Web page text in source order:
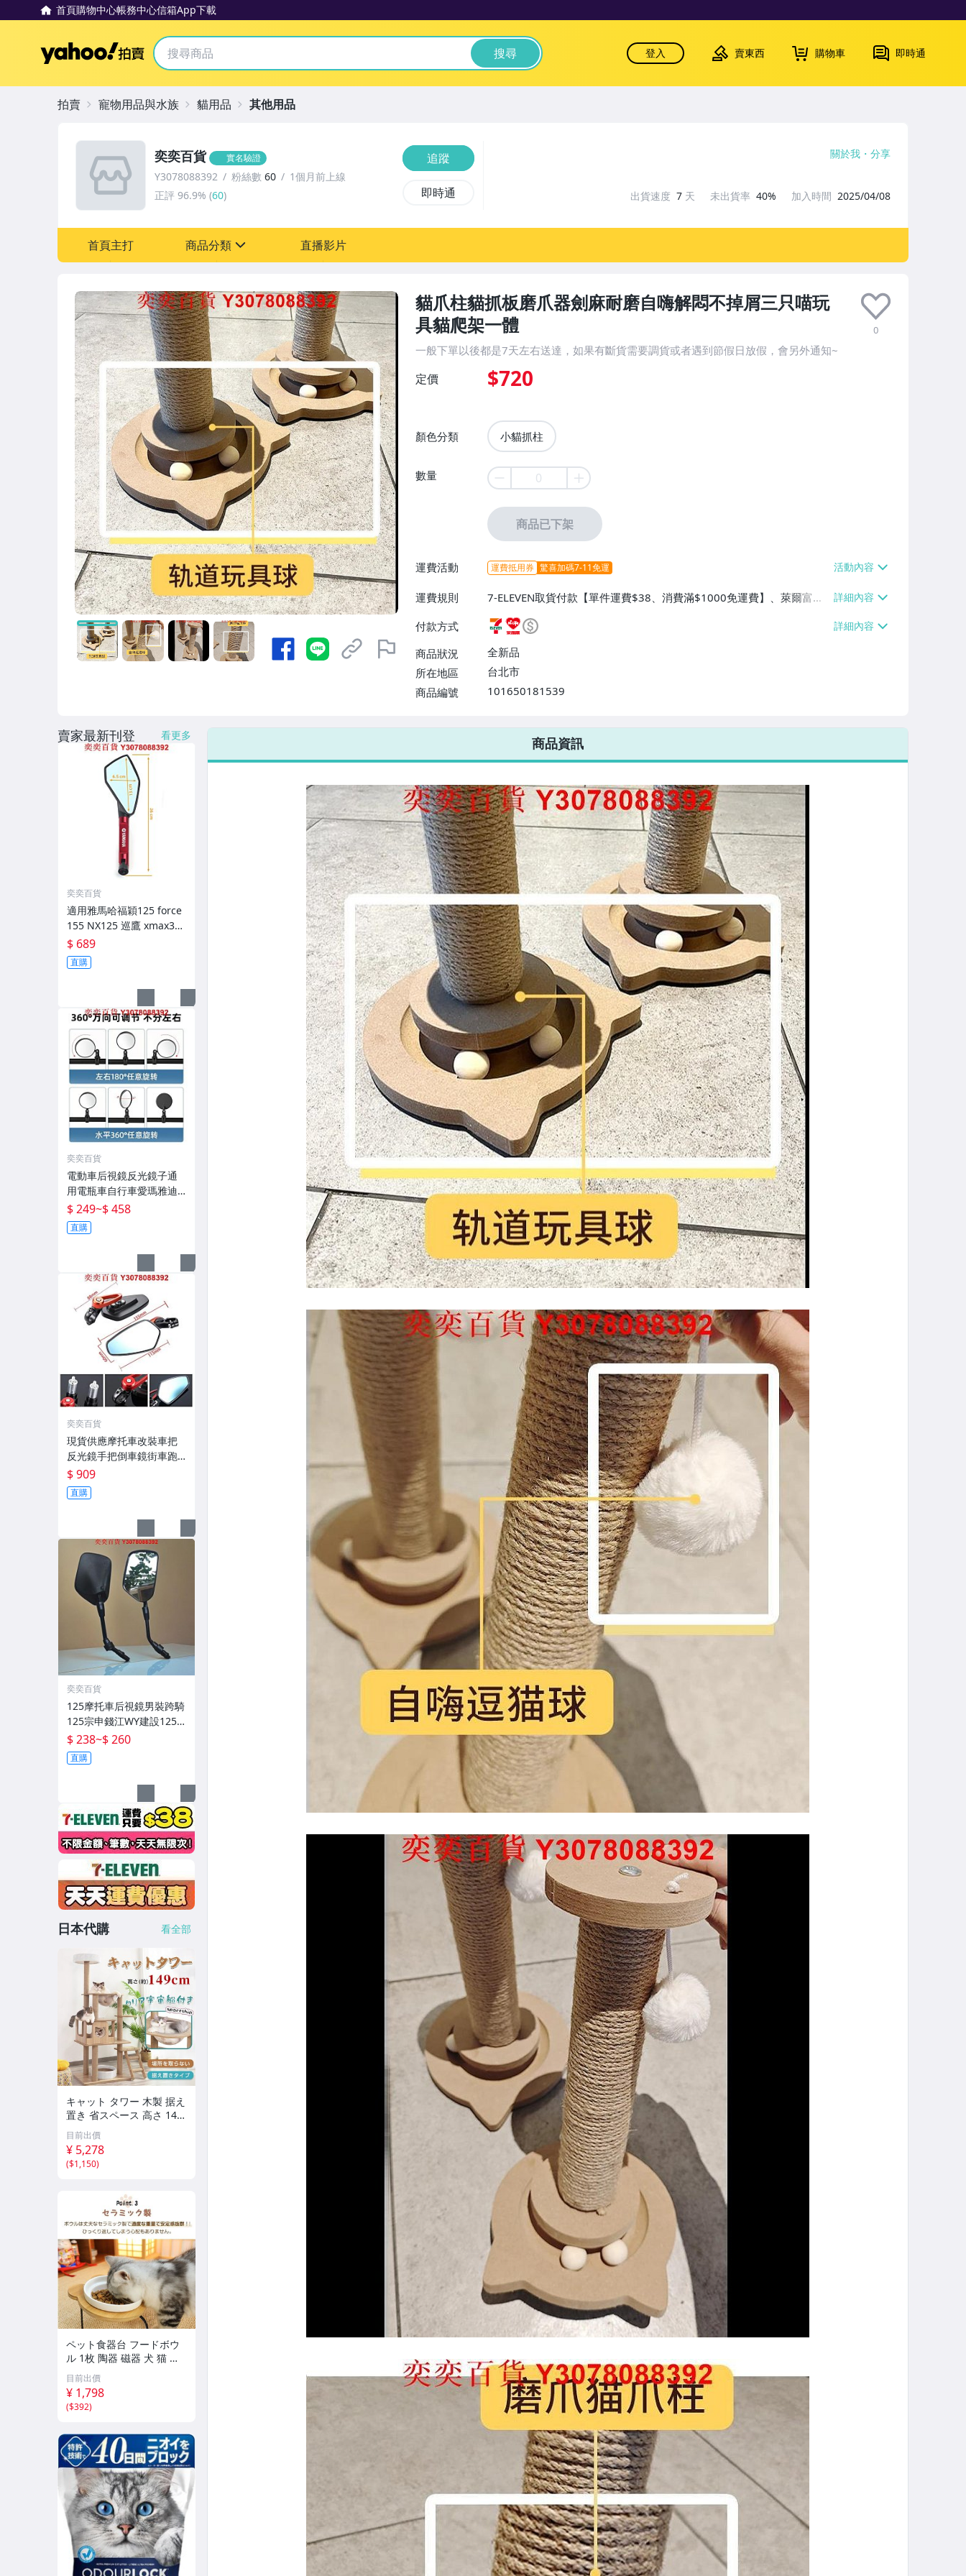
首頁購物中心帳務中心信箱App下載
Yahoo拍賣 搜尋 登入 賣東西 購物車 即時通
貓爪柱貓抓板磨爪器劍麻耐磨自嗨解悶不掉屑三只喵玩
具貓爬架一體
0
一般下單以後都是7天左右送達，如果有斷貨需要調貨或者遇到節假日放假，會另外通知~
定價 $720
顏色分類 小貓抓柱
數量
商品已下架
運費活動 運費抵用券 驚喜加碼7-11免運
運費規則
7-ELEVEN取貨付款【單件運費$38、消費滿$1000免運費】、萊爾富取
貨付款【單件運費$60、消費滿$1000免運費】、宅配/貨運【單件運費
$80、消費滿$1000免運費】
付款方式
商品狀況
全新品
所在地區
台北市
商品編號
101650181539
7-ELEVEN 運費只要38元
不限金額、筆數，筆筆優惠無限次！
奕奕百貨 實名驗證
Y3078088392 粉絲數 60
1個月前上線
正評 96.9% (60)
追蹤
即時通
關於我 分享
出貨速度 7 天 未出貨率 40% 加入時間 2025/04/08
首頁主打 商品分類
汽機車精品百貨
居家、家具與園藝
直播影片
拍賣 寵物用品與水族 貓用品 其他用品
商品資訊
賣家最新刊登 看更多
奕奕百貨
適用雅馬哈福穎125 force
155 NX125 巡鷹 xmax300
CNC反光鏡倒車鏡
$ 689
直購
奕奕百貨
電動車后視鏡反光鏡子通
用電瓶車自行車愛瑪雅迪
適用倒車踏板后鏡
$ 249~$ 458
直購
奕奕百貨
現貨供應摩托車改裝車把
反光鏡手把倒車鏡街車跑
車手把復古后視鏡
$ 909
直購
奕奕百貨
125摩托車后視鏡男裝跨騎
125宗申錢江WY建設125
倒后鏡10mm反光鏡
$ 238~$ 260
直購
日本代購 看全部
キャット タワー 木製 据え
置き 省スペース 高さ 143
cm 爪とぎ 展望台 猫 ツリ
ー ハウス 部屋 隠れ家 ペ
ット グッズ ペット用品 pt
063
目前出價
¥ 5,278
($1,150)
ペット食器台 フードボウ
ル 1枚 陶器 磁器 犬 猫 イ
ヌ ネコ ボウル お皿 餌入
れ 傾斜 斜め スタンド 餌
皿 エサ皿 食器スタンド 食
事 pt068
目前出價
¥ 1,798
($392)